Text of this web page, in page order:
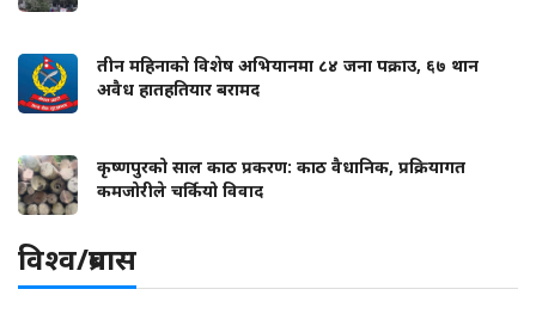
तीन महिनाको विशेष अभियानमा ८४ जना पक्राउ, ६७ थान
अवैध हातहतियार बरामद
कृष्णपुरको साल काठ प्रकरण: काठ वैधानिक, प्रक्रियागत
कमजोरीले चर्कियो विवाद
विश्व/प्रबास